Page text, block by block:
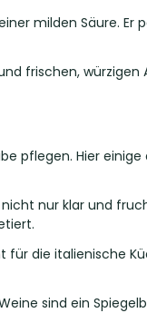
milden Säure. Er
frischen,
pflegen. Hier
nur klar und
die italienische
sind ein